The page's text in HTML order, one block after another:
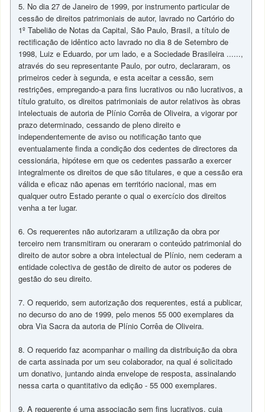
5. No dia 27 de Janeiro de 1999, por instrumento particular de
cessão de direitos patrimoniais de autor, lavrado no Cartório do
1º Tabelião de Notas da Capital, São Paulo, Brasil, a título de
rectificação de idêntico acto lavrado no dia 8 de Setembro de
1998, Luiz e Eduardo, por um lado, e a Sociedade Brasileira ......,
através do seu representante Paulo, por outro, declararam, os
primeiros ceder à segunda, e esta aceitar a cessão, sem
restrições, empregando-a para fins lucrativos ou não lucrativos, a
título gratuito, os direitos patrimoniais de autor relativos às obras
intelectuais de autoria de Plínio Corrêa de Oliveira, a vigorar por
prazo determinado, cessando de pleno direito e
independentemente de aviso ou notificação tanto que
eventualamente finda a condição dos cedentes de directores da
cessionária, hipótese em que os cedentes passarão a exercer
integralmente os direitos de que são titulares, e que a cessão era
válida e eficaz não apenas em território nacional, mas em
qualquer outro Estado perante o qual o exercício dos direitos
venha a ter lugar.
6. Os requerentes não autorizaram a utilização da obra por
terceiro nem transmitiram ou oneraram o conteúdo patrimonial do
direito de autor sobre a obra intelectual de Plínio, nem cederam a
entidade colectiva de gestão de direito de autor os poderes de
gestão do seu direito.
7. O requerido, sem autorização dos requerentes, está a publicar,
no decurso do ano de 1999, pelo menos 55 000 exemplares da
obra Via Sacra da autoria de Plínio Corrêa de Oliveira.
8. O requerido faz acompanhar o mailing da distribuição da obra
de carta assinada por um seu colaborador, na qual é solicitado
um donativo, juntando ainda envelope de resposta, assinalando
nessa carta o quantitativo da edição - 55 000 exemplares.
9. A requerente é uma associação sem fins lucrativos, cuja